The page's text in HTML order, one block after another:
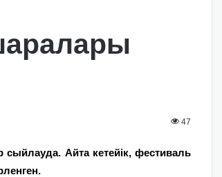
47
сыйлауда. Айта кетейік, фестиваль